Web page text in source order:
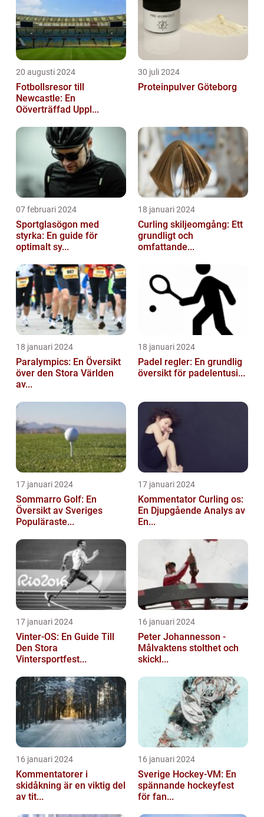
20 augusti 2024
Fotbollsresor till
Newcastle: En
Oöverträffad Uppl...
30 juli 2024
Proteinpulver Göteborg
07 februari 2024
Sportglasögon med
styrka: En guide för
optimalt sy...
18 januari 2024
Curling skiljeomgång: Ett
grundligt och
omfattande...
18 januari 2024
Paralympics: En Översikt
över den Stora Världen
av...
18 januari 2024
Padel regler: En grundlig
översikt för padelentusi...
17 januari 2024
Sommarro Golf: En
Översikt av Sveriges
Populäraste...
17 januari 2024
Kommentator Curling os:
En Djupgående Analys av
En...
17 januari 2024
Vinter-OS: En Guide Till
Den Stora
Vintersportfest...
16 januari 2024
Peter Johannesson -
Målvaktens stolthet och
skickl...
16 januari 2024
Kommentatorer i
skidåkning är en viktig del
av tit...
16 januari 2024
Sverige Hockey-VM: En
spännande hockeyfest
för fan...